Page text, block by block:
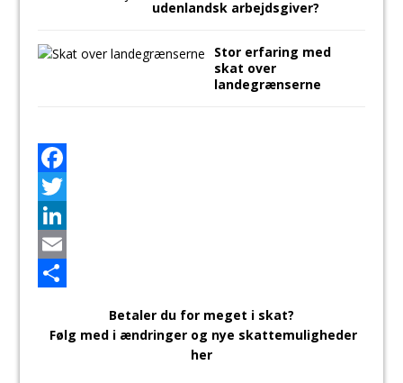
udenlandsk arbejdsgiver?
Stor erfaring med
skat over
landegrænserne
F
a
c
e
T
w
L
E
Betaler du for meget i skat?
Følg med i ændringer og nye skattemuligheder
her